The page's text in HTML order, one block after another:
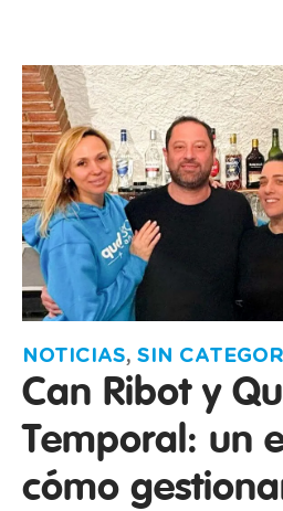
NOTICIAS, SIN
Can Ribot y
Temporal: un
cómo